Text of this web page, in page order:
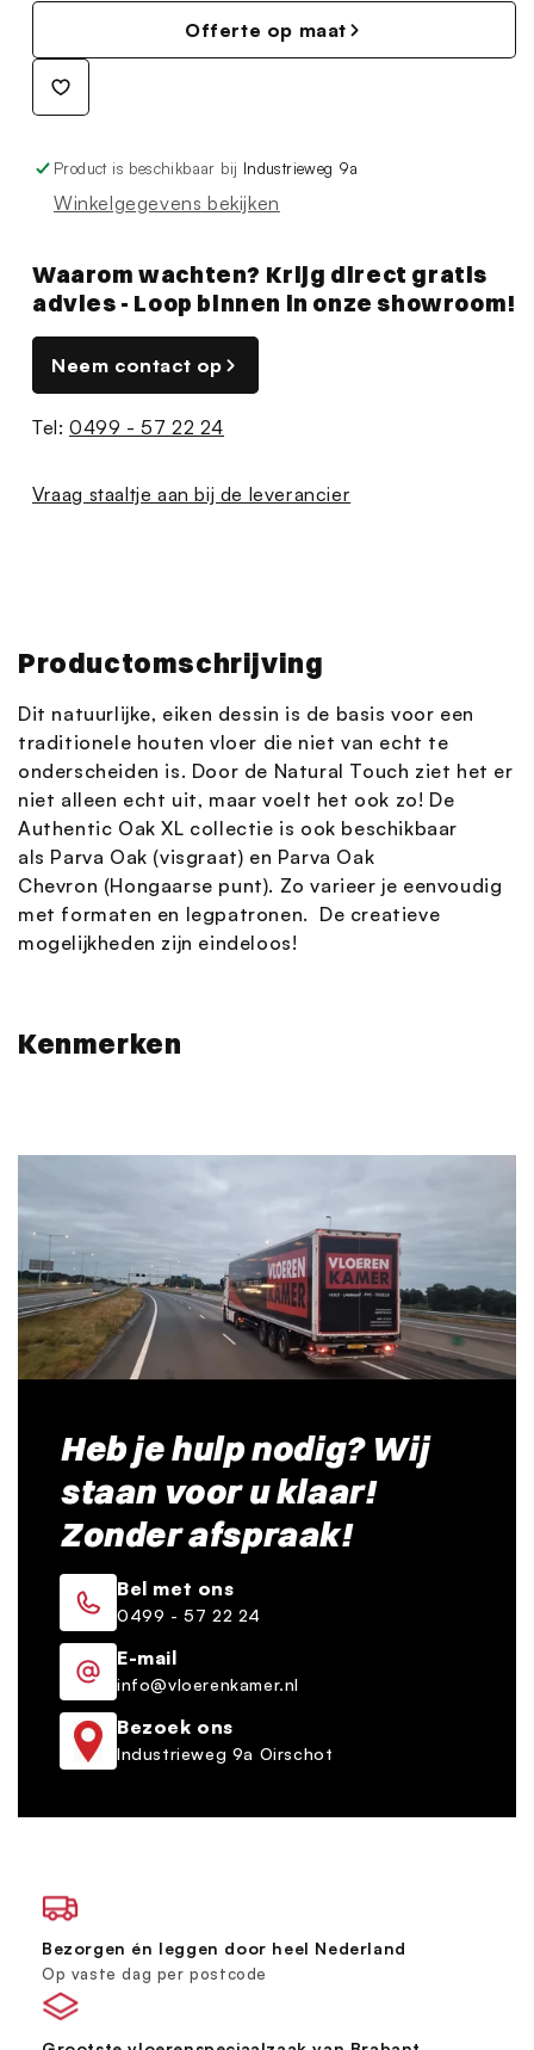
Offerte op maat
Product is beschikbaar bij Industrieweg 9a
Winkelgegevens bekijken
Waarom wachten? Krijg direct gratis
advies - Loop binnen in onze showroom!
Neem contact op
Tel:0499 - 57 22 24
Vraag staaltje aan bij de leverancier
Productomschrijving
Dit natuurlijke, eiken dessin is de basis voor een
traditionele houten vloer die niet van echt te
onderscheiden is. Door de Natural Touch ziet het er
niet alleen echt uit, maar voelt het ook zo! De
Authentic Oak XL collectie is ook beschikbaar
als Parva Oak (visgraat) en Parva Oak
Chevron (Hongaarse punt). Zo varieer je eenvoudig
met formaten en legpatronen. De creatieve
mogelijkheden zijn eindeloos!
Kenmerken
Heb je hulp nodig? Wij
staan voor u klaar!
Zonder afspraak!
Bel met ons
0499 - 57 22 24
E-mail
info@vloerenkamer.nl
Bezoek ons
Industrieweg 9a Oirschot
Bezorgen én leggen door heel Nederland
Op vaste dag per postcode